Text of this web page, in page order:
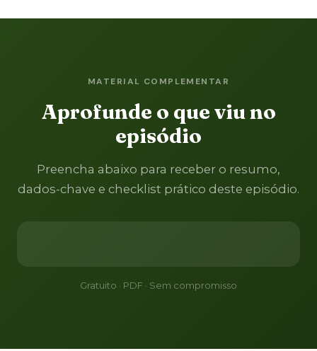
MATERIAL COMPLEMENTAR
Aprofunde o que viu no
episódio
Preencha abaixo para receber o resumo,
dados-chave e checklist prático deste episódio.
Gratuito · PDF · Sem compromisso